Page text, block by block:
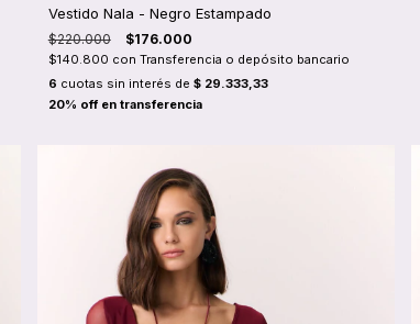
Vestido Nala - Negro Estampado
$220.000 $176.000
$140.800 con Transferencia o depósito bancario
6 cuotas sin interés de $ 29.333,33